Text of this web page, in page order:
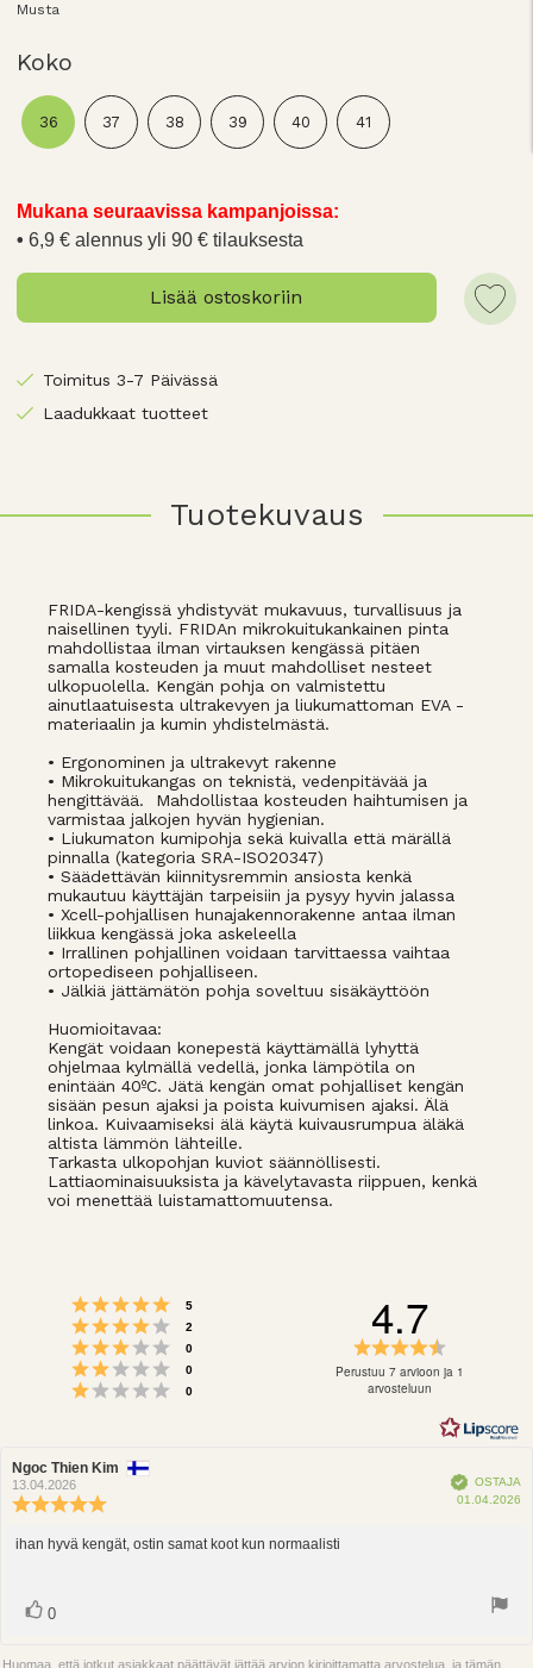
Musta
Koko
36 37 38 39 40 41
Mukana seuraavissa kampanjoissa:
6,9 € alennus yli 90 € tilauksesta
Lisää ostoskoriin
Toimitus 3-7 Päivässä
Laadukkaat tuotteet
Tuotekuvaus
FRIDA-kengissä yhdistyvät mukavuus, turvallisuus ja
naisellinen tyyli. FRIDAn mikrokuitukankainen pinta
mahdollistaa ilman virtauksen kengässä pitäen
samalla kosteuden ja muut mahdolliset nesteet
ulkopuolella. Kengän pohja on valmistettu
ainutlaatuisesta ultrakevyen ja liukumattoman EVA -
materiaalin ja kumin yhdistelmästä.
• Ergonominen ja ultrakevyt rakenne
• Mikrokuitukangas on teknistä, vedenpitävää ja
hengittävää. Mahdollistaa kosteuden haihtumisen ja
varmistaa jalkojen hyvän hygienian.
• Liukumaton kumipohja sekä kuivalla että märällä
pinnalla (kategoria SRA-ISO20347)
• Säädettävän kiinnitysremmin ansiosta kenkä
mukautuu käyttäjän tarpeisiin ja pysyy hyvin jalassa
• Xcell-pohjallisen hunajakennorakenne antaa ilman
liikkua kengässä joka askeleella
• Irrallinen pohjallinen voidaan tarvittaessa vaihtaa
ortopediseen pohjalliseen.
• Jälkiä jättämätön pohja soveltuu sisäkäyttöön
Huomioitavaa:
Kengät voidaan konepestä käyttämällä lyhyttä
ohjelmaa kylmällä vedellä, jonka lämpötila on
enintään 40ºC. Jätä kengän omat pohjalliset kengän
sisään pesun ajaksi ja poista kuivumisen ajaksi. Älä
linkoa. Kuivaamiseksi älä käytä kuivausrumpua äläkä
altista lämmön lähteille.
Tarkasta ulkopohjan kuviot säännöllisesti.
Lattiaominaisuuksista ja kävelytavasta riippuen, kenkä
voi menettää luistamattomuutensa.
Arvio 5 5:sta tähdestä
5
Arvio 4 5:sta tähdestä
2
Arvio 3 5:sta tähdestä
0
Arvio 2 5:sta tähdestä
0
Arvio 1 5:sta tähdestä
0
4.7
4.7
Perustuu 7 arvioon ja 1
arvosteluun
Arvostelun
kirjoittaja:
Ngoc Thien Kim
13.04.2026
5.0
Vahvistettu
OSTAJA
01.04.2026
Arvostelun
ihan hyvä kengät, ostin samat koot kun normaalisti
Äänestä
0
Huomaa, että jotkut asiakkaat päättävät jättää arvion kirjoittamatta arvostelua, ja tämän